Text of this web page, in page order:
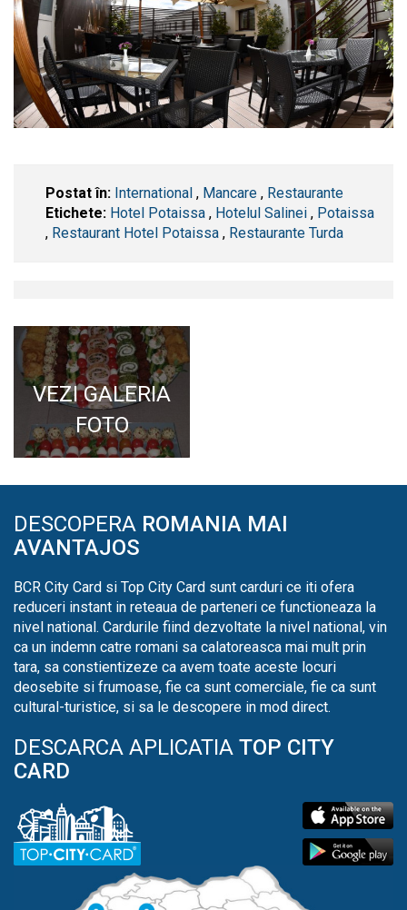
Postat în: International , Mancare , Restaurante
Etichete: Hotel Potaissa , Hotelul Salinei , Potaissa
, Restaurant Hotel Potaissa , Restaurante Turda
VEZI GALERIA
FOTO
DESCOPERA ROMANIA MAI
AVANTAJOS
BCR City Card si Top City Card sunt carduri ce iti ofera
reduceri instant in reteaua de parteneri ce functioneaza la
nivel national. Cardurile fiind dezvoltate la nivel national, vin
ca un indemn catre romani sa calatoreasca mai mult prin
tara, sa constientizeze ca avem toate aceste locuri
deosebite si frumoase, fie ca sunt comerciale, fie ca sunt
cultural-turistice, si sa le descopere in mod direct.
DESCARCA APLICATIA TOP CITY
CARD